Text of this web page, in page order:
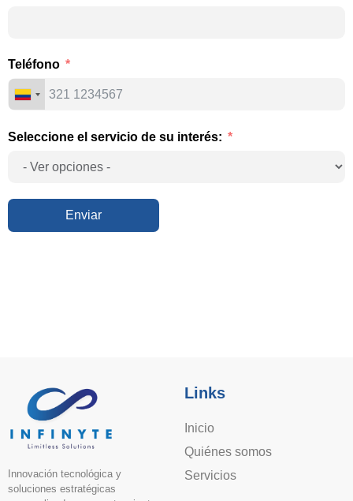
Teléfono
Seleccione el servicio de su interés:
Enviar
Innovación tecnológica y
soluciones estratégicas
Links
Inicio
Quiénes somos
Servicios